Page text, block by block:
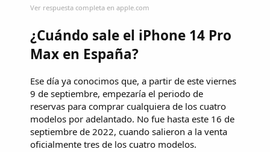
Ver respuesta completa en apple.com
¿Cuándo sale el iPhone 14 Pro
Max en España?
Ese día ya conocimos que, a partir de este viernes
9 de septiembre, empezaría el periodo de
reservas para comprar cualquiera de los cuatro
modelos por adelantado. No fue hasta este 16 de
septiembre de 2022, cuando salieron a la venta
oficialmente tres de los cuatro modelos.